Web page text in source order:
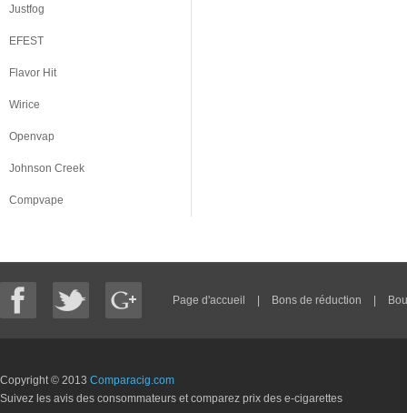
Justfog
EFEST
Flavor Hit
Wirice
Openvap
Johnson Creek
Compvape
Page d'accueil Bons de réduction
Copyright © 2013 Comparacig.com
Suivez les avis des consommateurs et comparez prix des e-cigarettes